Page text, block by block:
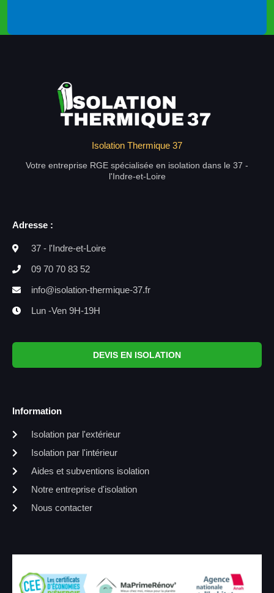
Isolation Thermique 37
Votre entreprise RGE spécialisée en isolation dans le 37 -
l'Indre-et-Loire
Adresse :
37 - l'Indre-et-Loire
09 70 70 83 52
info@isolation-thermique-37.fr
Lun -Ven 9H-19H
DEVIS EN ISOLATION
Information
Isolation par l'extérieur
Isolation par l'intérieur
Aides et subventions isolation
Notre entreprise d'isolation
Nous contacter